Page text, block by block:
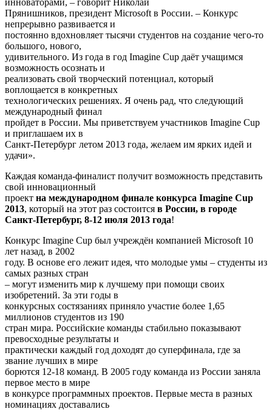
инноваторами, – говорит Николай
Прянишников, президент Microsoft в России. – Конкурс
непрерывно развивается и
постоянно вдохновляет тысячи студентов на создание чего-то
большого, нового,
удивительного. Из года в год Imagine Cup даёт учащимся
возможность осознать и
реализовать свой творческий потенциал, который
воплощается в конкретных
технологических решениях. Я очень рад, что следующий
международный финал
пройдет в России. Мы приветствуем участников Imagine Cup
и приглашаем их в
Санкт-Петербург летом 2013 года, желаем им ярких идей и
удачи».
Каждая команда-финалист получит возможность представить
свой инновационный
проект на международном финале конкурса Imagine Cup
2013, который на этот раз состоится в России, в городе
Санкт-Петербург, 8-12 июля 2013 года!
Конкурс Imagine Cup был учреждён компанией Microsoft 10
лет назад, в 2002
году. В основе его лежит идея, что молодые умы – студенты из
самых разных стран
– могут изменить мир к лучшему при помощи своих
изобретений. За эти годы в
конкурсных состязаниях приняло участие более 1,65
миллионов студентов из 190
стран мира. Российские команды стабильно показывают
превосходные результаты и
практически каждый год доходят до суперфинала, где за
звание лучших в мире
борются 12-18 команд. В 2005 году команда из России заняла
первое место в мире
в конкурсе программных проектов. Первые места в разных
номинациях доставались